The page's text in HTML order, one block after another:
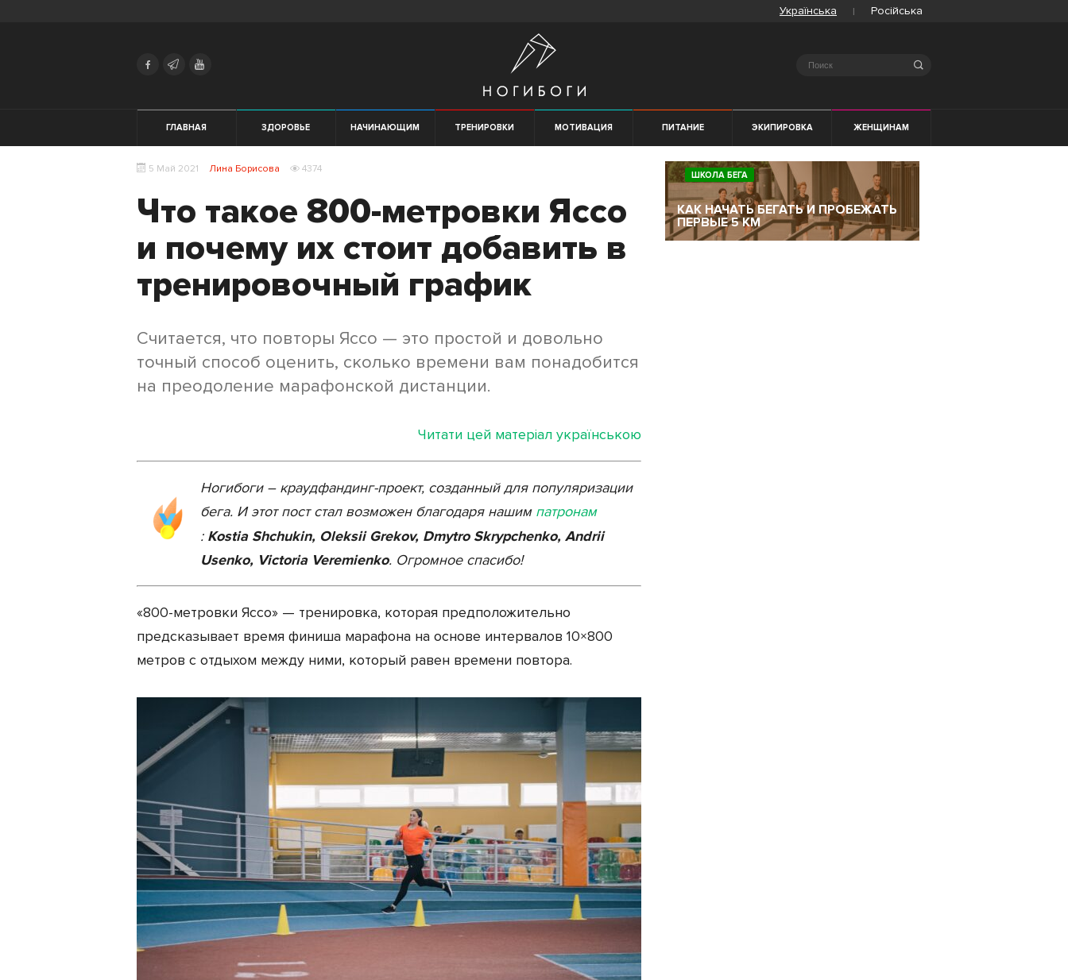
Українська Російська
Search
ГЛАВНАЯ ЗДОРОВЬЕ НАЧИНАЮЩИМ ТРЕНИРОВКИ МОТИВАЦИЯ ПИТАНИЕ ЭКИПИРОВКА ЖЕНЩИНАМ
5 Май 2021 Лина Борисова 4374
Что такое 800-метровки Яссо
и почему их стоит добавить в
тренировочный график
Считается, что повторы Яссо — это простой и довольно
точный способ оценить, сколько времени вам понадобится
на преодоление марафонской дистанции.
Читати цей матеріал українською
Ногибоги – краудфандинг-проект, созданный для популяризации
бега. И этот пост стал возможен благодаря нашим патронам
: Kostia Shchukin, Oleksii Grekov, Dmytro Skrypchenko, Andrii
Usenko, Victoria Veremienko. Огромное спасибо!
«800-метровки Яссо» — тренировка, которая предположительно
предсказывает время финиша марафона на основе интервалов 10×800
метров с отдыхом между ними, который равен времени повтора.
ШКОЛА БЕГА
КАК НАЧАТЬ БЕГАТЬ И ПРОБЕЖАТЬ
ПЕРВЫЕ 5 КМ